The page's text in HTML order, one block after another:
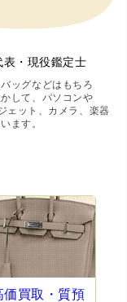
・現役鑑定士
ッグなどはもちろ
して、パソコンや
ェット、カメラ、楽器
ます。
買取・質預